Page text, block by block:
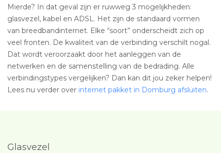
Mierde? In dat geval zijn er ruwweg 3 mogelijkheden:
glasvezel, kabel en ADSL. Het zijn de standaard vormen
van breedbandinternet. Elke “soort” onderscheidt zich op
veel fronten. De kwaliteit van de verbinding verschilt nogal.
Dat wordt veroorzaakt door het aanleggen van de
netwerken en de samenstelling van de bedrading. Alle
verbindingstypes vergelijken? Dan kan dit jou zeker helpen!
Lees nu verder over internet pakket in Domburg afsluiten.
Glasvezel